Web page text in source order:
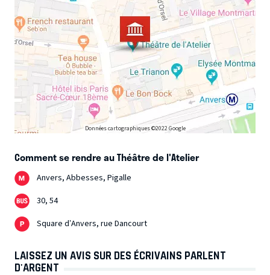
Données cartographiques ©2022 Google
Comment se rendre au Théâtre de l'Atelier
Anvers, Abbesses, Pigalle
30, 54
Square d’Anvers, rue Dancourt
LAISSEZ UN AVIS SUR DES ÉCRIVAINS PARLENT
D'ARGENT